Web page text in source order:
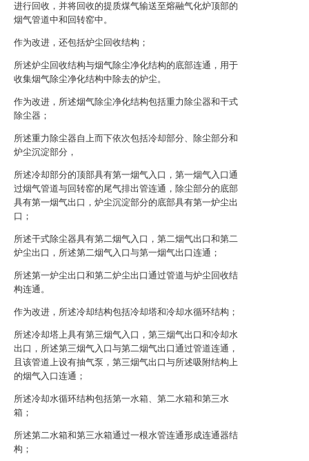
进行回收，并将回收的提质煤气输送至熔融气化炉顶部的
烟气管道中和回转窑中。
作为改进，还包括炉尘回收结构；
所述炉尘回收结构与烟气除尘净化结构的底部连通，用于
收集烟气除尘净化结构中除去的炉尘。
作为改进，所述烟气除尘净化结构包括重力除尘器和干式
除尘器；
所述重力除尘器自上而下依次包括冷却部分、除尘部分和
炉尘沉淀部分，
所述冷却部分的顶部具有第一烟气入口，第一烟气入口通
过烟气管道与回转窑的尾气排出管连通，除尘部分的底部
具有第一烟气出口，炉尘沉淀部分的底部具有第一炉尘出
口；
所述干式除尘器具有第二烟气入口，第二烟气出口和第二
炉尘出口，所述第二烟气入口与第一烟气出口连通；
所述第一炉尘出口和第二炉尘出口通过管道与炉尘回收结
构连通。
作为改进，所述冷却结构包括冷却塔和冷却水循环结构；
所述冷却塔上具有第三烟气入口，第三烟气出口和冷却水
出口，所述第三烟气入口与第二烟气出口通过管道连通，
且该管道上设有抽气泵，第三烟气出口与所述吸附结构上
的烟气入口连通；
所述冷却水循环结构包括第一水箱、第二水箱和第三水
箱；
所述第二水箱和第三水箱通过一根水管连通形成连通器结
构；